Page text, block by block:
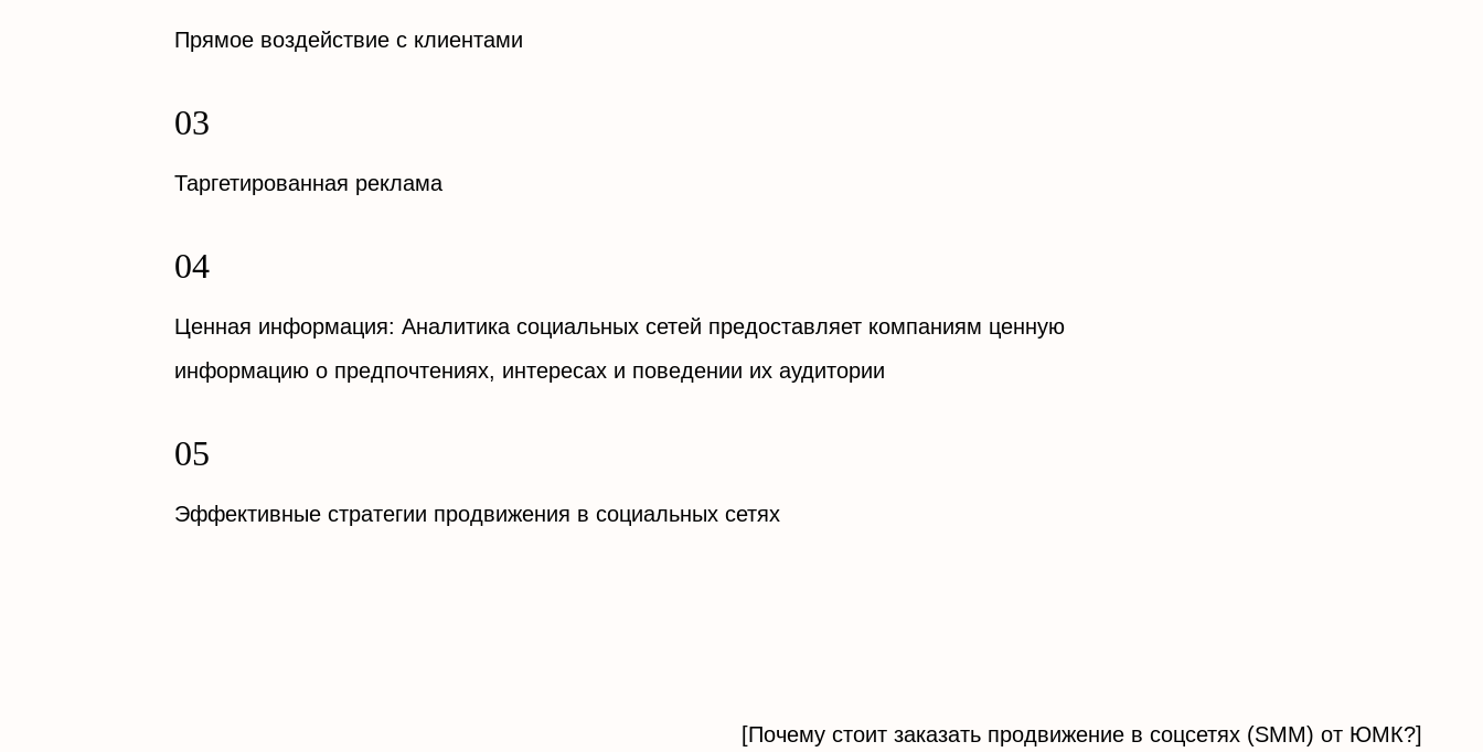
Прямое воздействие с клиентами
Таргетированная реклама
Ценная информация: Аналитика социальных сетей предоставляет компаниям ценную
информацию о предпочтениях, интересах и поведении их аудитории
Эффективные стратегии продвижения в социальных сетях
[Почему стоит заказать продвижение в соцсетях (SMM) от ЮМК?]